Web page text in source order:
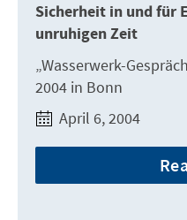
Sicherheit in und für
unruhigen Zeit
„Wasserwerk-
2004 in Bonn
April 6, 2004